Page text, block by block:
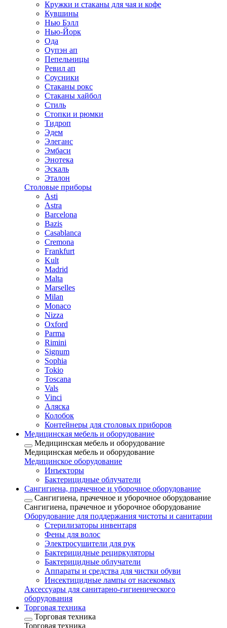
Кружки и стаканы для чая и кофе
Кувшины
Нью Бэлл
Нью-Йорк
Ода
Оупэн ап
Пепельницы
Ревил ап
Соусники
Стаканы рокс
Стаканы хайбол
Стиль
Стопки и рюмки
Тидроп
Эдем
Элеганс
Эмбаси
Энотека
Эскаль
Эталон
Столовые приборы
Asti
Astra
Barcelona
Bazis
Casablanca
Cremona
Frankfurt
Kult
Madrid
Malta
Marselles
Milan
Monaco
Nizza
Oxford
Parma
Rimini
Signum
Sophia
Tokio
Toscana
Vals
Vinci
Аляска
Колобок
Контейнеры для столовых приборов
Медицинская мебель и оборудование
Медицинская мебель и оборудование
Медицинская мебель и оборудование
Медицинское оборудование
Инъекторы
Бактерицидные облучатели
Сангигиена, прачечное и уборочное оборудование
Сангигиена, прачечное и уборочное оборудование
Сангигиена, прачечное и уборочное оборудование
Оборудование для поддержания чистоты и санитарии
Стерилизаторы инвентаря
Фены для волос
Электросушители для рук
Бактерицидные рециркуляторы
Бактерицидные облучатели
Аппараты и средства для чистки обуви
Инсектицидные лампы от насекомых
Аксессуары для санитарно-гигиенического
оборудования
Торговая техника
Торговая техника
Торговая техника